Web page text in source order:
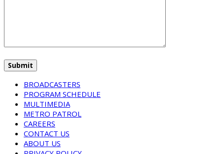
BROADCASTERS
PROGRAM SCHEDULE
MULTIMEDIA
METRO PATROL
CAREERS
CONTACT US
ABOUT US